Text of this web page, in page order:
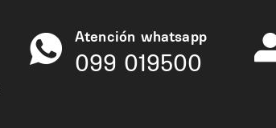
Atención whatsapp
099 019500